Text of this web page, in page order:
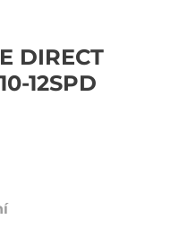
DIRECT
12SPD